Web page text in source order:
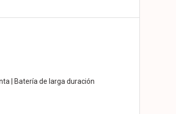
| Batería de larga duración